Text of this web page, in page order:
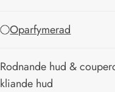
Oparfymerad
Rodnande hud &
kliande hud